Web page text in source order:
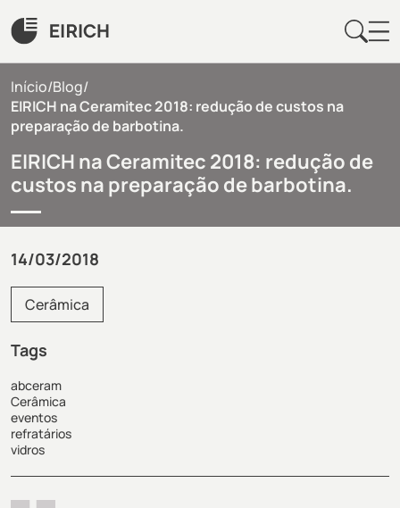
Início/Blog/
EIRICH na Ceramitec 2018: redução de custos na
preparação de barbotina.
EIRICH na Ceramitec 2018: redução de
custos na preparação de barbotina.
14/03/2018
Cerâmica
Tags
abceram
Cerâmica
eventos
refratários
vidros